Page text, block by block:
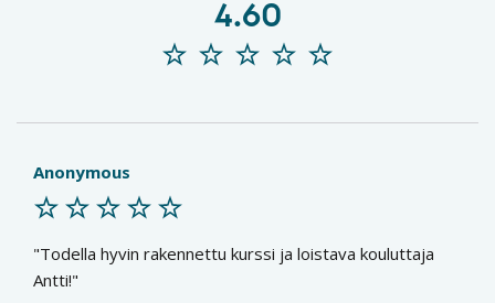
4.60
Anonymous
Todella hyvin rakennettu kurssi ja loistava kouluttaja
Antti!